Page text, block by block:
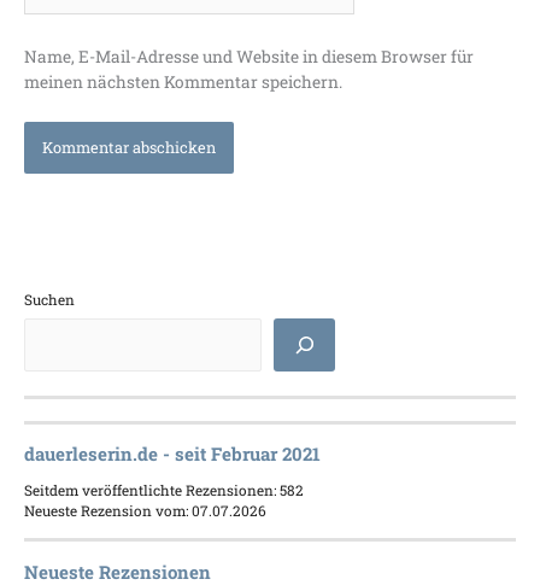
Name, E-Mail-Adresse und Website in diesem Browser für
meinen nächsten Kommentar speichern.
Suchen
dauerleserin.de - seit Februar 2021
Seitdem veröffentlichte Rezensionen: 582
Neueste Rezension vom: 07.07.2026
Neueste Rezensionen